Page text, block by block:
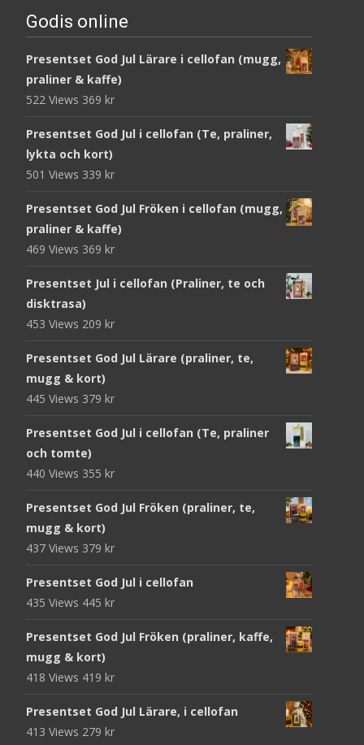
Godis online
Presentset God Jul Lärare i cellofan (mugg,
praliner & kaffe)
522 Views 369 kr
Presentset God Jul i cellofan (Te, praliner,
lykta och kort)
501 Views 339 kr
Presentset God Jul Fröken i cellofan (mugg,
praliner & kaffe)
469 Views 369 kr
Presentset Jul i cellofan (Praliner, te och
disktrasa)
453 Views 209 kr
Presentset God Jul Lärare (praliner, te,
mugg & kort)
445 Views 379 kr
Presentset God Jul i cellofan (Te, praliner
och tomte)
440 Views 355 kr
Presentset God Jul Fröken (praliner, te,
mugg & kort)
437 Views 379 kr
Presentset God Jul i cellofan
435 Views 445 kr
Presentset God Jul Fröken (praliner, kaffe,
mugg & kort)
418 Views 419 kr
Presentset God Jul Lärare, i cellofan
413 Views 279 kr